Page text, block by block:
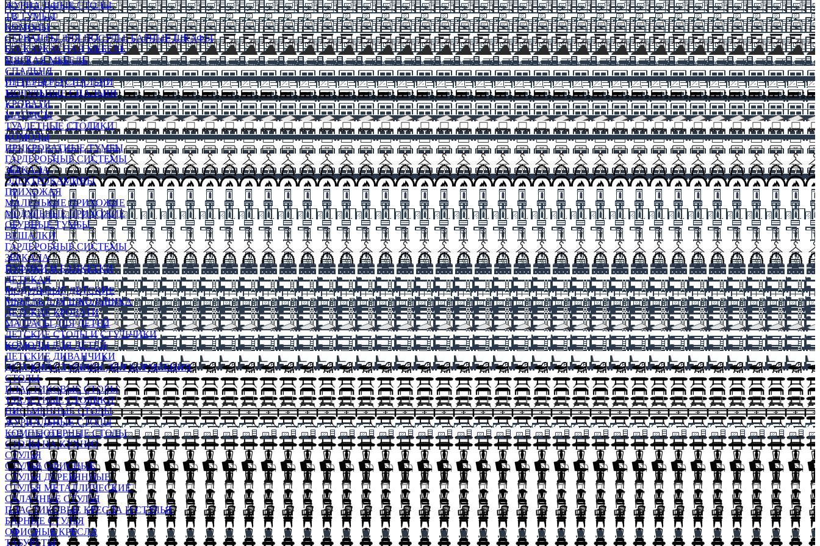
ЖУРНАЛЬНЫЕ СТОЛЫ
ТВ ТУМБЫ
КОМОДЫ
СЕРВАНТЫ ДЛЯ ПОСУДЫ, БАРНЫЕ ШКАФЫ
БЕСКАРКАСНАЯ МЕБЕЛЬ
МЯГКАЯ МЕБЕЛЬ
СПАЛЬНЯ
ИНТЕРЬЕРЫ СПАЛЬНИ
МОДУЛЬНЫЕ СПАЛЬНИ
КРОВАТИ
МАТРАСЫ
ТУАЛЕТНЫЕ СТОЛИКИ
КОМОДЫ
ПРИКРОВАТНЫЕ ТУМБЫ
ГАРДЕРОБНЫЕ СИСТЕМЫ
ЗЕРКАЛА
ЭЛЕКТРОКАМИНЫ
ПРИХОЖАЯ
МАЛЕНЬКИЕ ПРИХОЖИЕ
МОДУЛЬНЫЕ ПРИХОЖИЕ
ОБУВНЫЕ ТУМБЫ
ВЕШАЛКИ
ГАРДЕРОБНЫЕ СИСТЕМЫ
ЗЕРКАЛА
ПУФИКИ И БАНКЕТКИ
ДЕТСКАЯ
МОДУЛЬНЫЕ ДЕТСКИЕ
МЕБЕЛЬ ДЛЯ ШКОЛЬНИКА
ДЕТСКИЕ КРОВАТИ
МАТРАСЫ ДЛЯ ДЕТЕЙ
ДЕТСКИЕ СТОЛЫ И СТУЛЬЧИКИ
КОМОДЫ ДЛЯ ДЕТЕЙ
ДЕТСКИЕ ДИВАНЧИКИ
ДЕТСКИЙ СТУЛЬЧИК ДЛЯ КОРМЛЕНИЯ
СТОЛЫ
ПЛАСТИКОВЫЕ СТОЛЫ
ТУАЛЕТНЫЕ СТОЛИКИ
ПИСЬМЕННЫЕ СТОЛЫ
ЖУРНАЛЬНЫЕ СТОЛЫ
КОМПЬЮТЕРНЫЕ СТОЛЫ
СТОЛЫ НА КУХНЮ
СТУЛЬЯ
СТУЛЬЯ ОФИСНЫЕ
СТУЛЬЯ ДЕРЕВЯННЫЕ
СТУЛЬЯ МЕТАЛЛИЧЕСКИЕ
СКЛАДНЫЕ СТУЛЬЯ
ПЛАСТИКОВЫЕ КРЕСЛА И СТУЛЬЯ
БАРНЫЕ СТУЛЬЯ
ОФИСНЫЕ КРЕСЛА
ТАБУРЕТЫ